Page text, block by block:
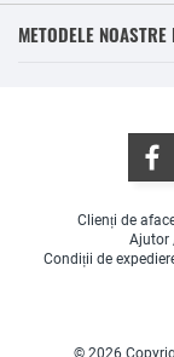
METODELE
Clienți de
Ajutor
Condiții de
© 2026